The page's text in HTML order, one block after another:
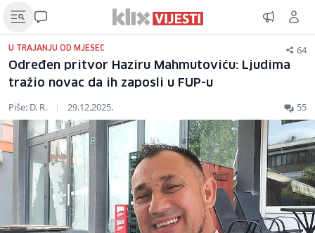
U TRAJANJU OD MJESEC 64
Određen pritvor Haziru Mahmutoviću: Ljudima
tražio novac da ih zaposli u FUP-u
Piše: D. R. | 29.12.2025. 55